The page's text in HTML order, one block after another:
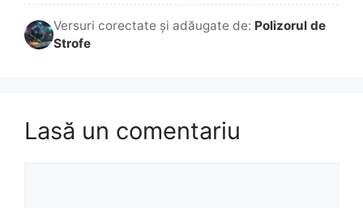
Versuri corectate și adăugate de: Polizorul de
Strofe
Lasă un comentariu